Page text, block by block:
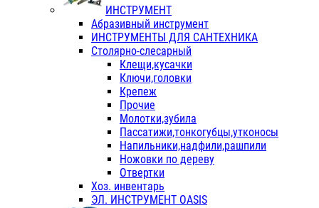
ИНСТРУМЕНТ
Абразивный инструмент
ИНСТРУМЕНТЫ ДЛЯ САНТЕХНИКА
Столярно-слесарный
Клещи,кусачки
Ключи,головки
Крепеж
Прочие
Молотки,зубила
Пассатижи,тонкогубцы,утконосы
Напильники,надфили,рашпили
Ножовки по дереву
Отвертки
Хоз. инвентарь
ЭЛ. ИНСТРУМЕНТ OASIS